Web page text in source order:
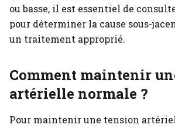
ou basse, il est essentiel de
pour déterminer la cause sous-
un traitement approprié.
Comment maintenir
artérielle normale ?
Pour maintenir une tension